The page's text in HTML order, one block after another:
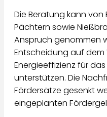
Die Beratung kann von
Pächtern sowie
Anspruch genommen
Entscheidung auf dem
Energieeffizienz für
unterstützen. Die
Fördersätze gesenkt
eingeplanten